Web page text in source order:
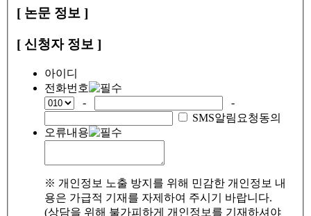
[ 논문 정보 ]
[ 신청자 정보 ]
아이디
전화번호
-
-
SMS알림요청동의
오류내용
※ 개인정보 노출 방지를 위해 민감한 개인정보 내
용은 가급적 기재를 자제하여 주시기 바랍니다.
(상담을 위해 불가피하게 개인정보를 기재하셔야